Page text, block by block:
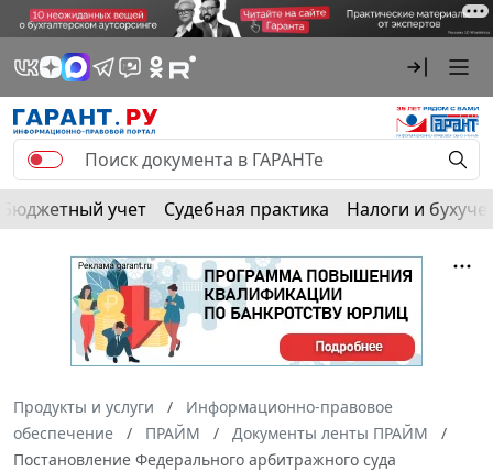
Бюджетный учет Судебная практика Налоги и
Продукты и услуги
Информационно-правовое
обеспечение
ПРАЙМ
Документы ленты ПРАЙМ
Постановление Федерального арбитражного суда